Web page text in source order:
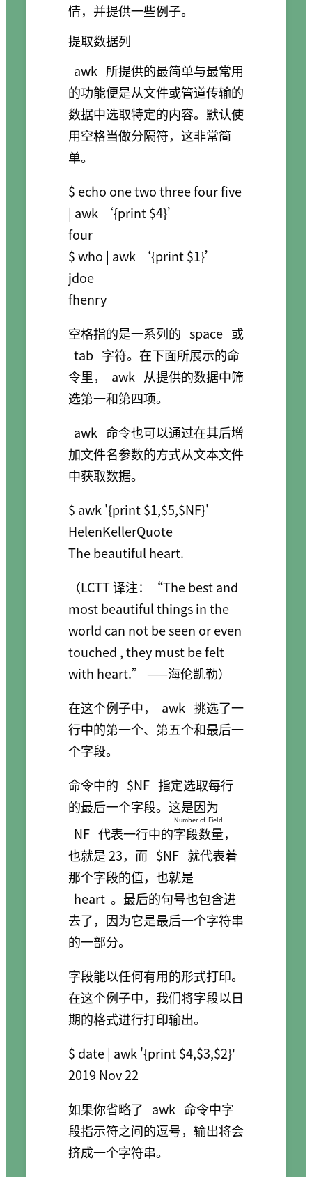
情，并提供一些例子。
提取数据列
awk 所提供的最简单与最常用
的功能便是从文件或管道传输的
数据中选取特定的内容。默认使
用空格当做分隔符，这非常简
单。
$ echo one two three four five
| awk ‘{print $4}’
four
$ who | awk ‘{print $1}’
jdoe
fhenry
空格指的是一系列的 space 或
tab 字符。在下面所展示的命
令里，
awk 从提供的数据中筛
选第一和第四项。
awk 命令也可以通过在其后增
加文件名参数的方式从文本文件
中获取数据。
$ awk '{print $1,$5,$NF}'
HelenKellerQuote
The beautiful heart.
（LCTT 译注：“The best and
most beautiful things in the
world can not be seen or even
touched , they must be felt
with heart.” ——海伦凯勒）
在这个例子中，
awk 挑选了一
行中的第一个、第五个和最后一
个字段。
命令中的 $NF 指定选取每行
的最后一个字段。这是因为
NF 代表一行中的字段数量
Number of Field
，
也就是 23，而 $NF 就代表着
那个字段的值，也就是
heart 。最后的句号也包含进
去了，因为它是最后一个字符串
的一部分。
字段能以任何有用的形式打印。
在这个例子中，我们将字段以日
期的格式进行打印输出。
$ date | awk '{print $4,$3,$2}'
2019 Nov 22
如果你省略了 awk 命令中字
段指示符之间的逗号，输出将会
挤成一个字符串。